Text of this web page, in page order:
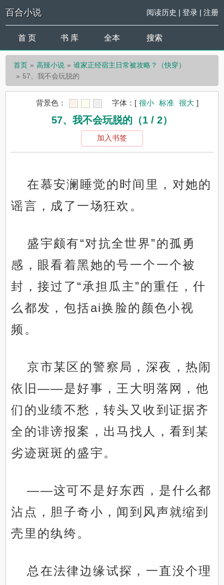
百合小说 阅读历史 | 登录| 注册
首 页 书 库 全本 搜索
首页 高辣小说
谁家正经宿主日常被攻略？（快穿）
57、我不会玩脱的
背景色： 字体： [ 很小 标准 很大 ]
57、我不会玩脱的（1 / 2）
加入书签
在慕安澜睡觉的时间里，对她的
谣言，成了一场狂欢。
盛宇颇有“对抗全世界”的孤勇
感，眼看着黑她的号一个一个被
封，接过了“承担瓜主”的重任，什
么都发，包括ai换脸的颜色小视
频。
京市某区的警察局，深夜，热闹
依旧——是好事，王大明落网，他
们的业绩不愁，转头又收到证据齐
全的诽谤报案，出马找人，看到某
劣迹斑斑的盛宇。
——这可不是好东西，是什么都
沾点，胆子奇小，闻到风声就缩到
壳里的纨绔。
总在法律边缘试探，一直没个理